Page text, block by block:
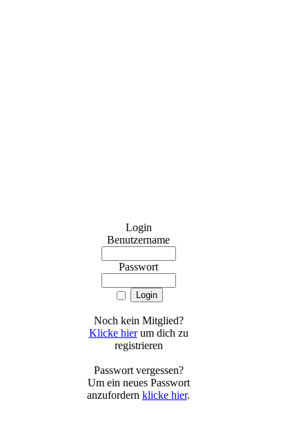
Login
Benutzername
Passwort
Noch kein Mitglied?
Klicke hierum dich zu
registrieren
Passwort vergessen?
Um ein neues Passwort
anzufordern klicke hier.